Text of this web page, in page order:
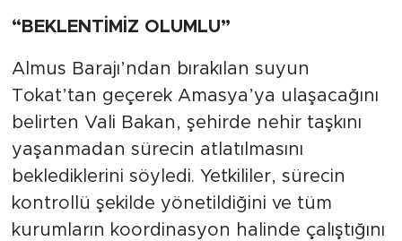
“BEKLENTİMİZ OLUMLU”
Almus Barajı’ndan bırakılan suyun
Tokat’tan geçerek Amasya’ya ulaşacağını
belirten Vali Bakan, şehirde nehir taşkını
yaşanmadan sürecin atlatılmasını
beklediklerini söyledi. Yetkililer, sürecin
kontrollü şekilde yönetildiğini ve tüm
kurumların koordinasyon halinde çalıştığını